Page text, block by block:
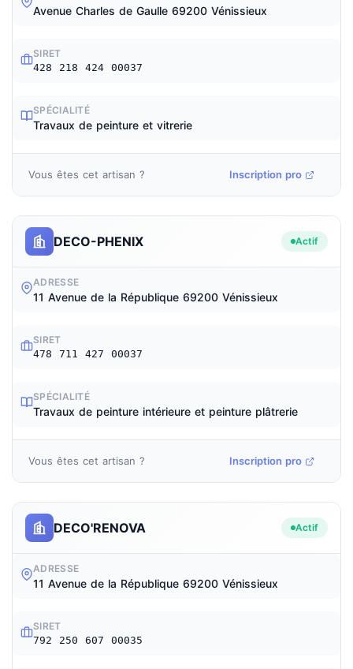
Avenue Charles de Gaulle 69200 Vénissieux
SIRET
428 218 424 00037
SPÉCIALITÉ
Travaux de peinture et vitrerie
Vous êtes cet artisan ? Inscription pro
DECO-PHENIX Actif
ADRESSE
11 Avenue de la République 69200 Vénissieux
SIRET
478 711 427 00037
SPÉCIALITÉ
Travaux de peinture intérieure et peinture plâtrerie
Vous êtes cet artisan ? Inscription pro
DECO'RENOVA Actif
ADRESSE
11 Avenue de la République 69200 Vénissieux
SIRET
792 250 607 00035